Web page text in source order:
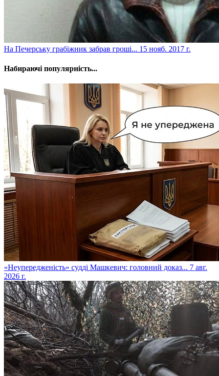
​На Печерську грабіжник забрав гроші... 15 нояб. 2017 г.
Набираючі популярність...
​«Неупередженість» судді Машкевич: головний доказ... 7 авг.
2026 г.